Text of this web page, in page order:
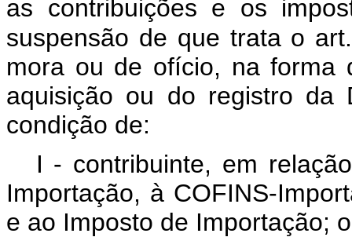
as contribuições e os
suspensão de que trata o
mora ou de ofício, na forma
aquisição ou do registro da
condição de:
I - contribuinte, em
Importação, à COFINS-
e ao Imposto de Importação;